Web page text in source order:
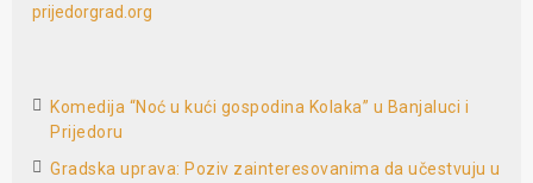
prijedorgrad.org
Komedija “Noć u kući gospodina Kolaka” u Banjaluci i
Prijedoru
Gradska uprava: Poziv zainteresovanima da učestvuju u